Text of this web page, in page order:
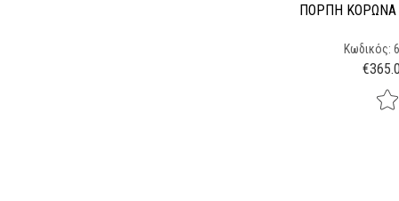
ΠΌΡΠΗ ΚΟΡΏΝΑ
Κωδικός:
€